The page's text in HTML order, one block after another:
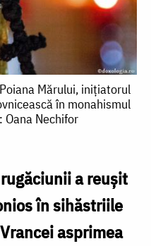
Mărului, inițiatorul
în monahismul
Oana Nechifor
a reușit
în sihăstriile
asprimea